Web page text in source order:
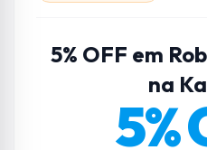
5% OFF em
na
5%